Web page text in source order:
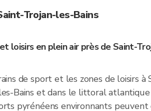
Trojan-les-Bains
loisirs en plein air près de Saint-
de sport et les zones de loisirs à
Bains et dans le littoral
pyrénéens environnants peuvent